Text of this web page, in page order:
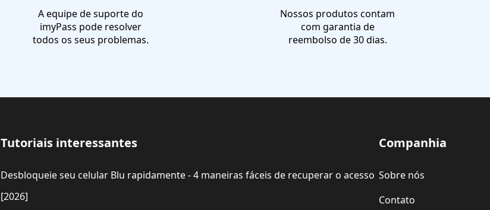
A equipe de suporte do
imyPass pode resolver
todos os seus problemas.
Nossos produtos contam
com garantia de
reembolso de 30 dias.
Tutoriais interessantes
Desbloqueie seu celular Blu rapidamente - 4 maneiras fáceis de recuperar o acesso
[2026]
Companhia
Sobre nós
Contato